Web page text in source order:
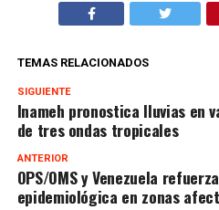
TEMAS RELACIONADOS
SIGUIENTE
Inameh pronostica lluvias en
de tres ondas tropicales
ANTERIOR
OPS/OMS y Venezuela
epidemiológica en zonas